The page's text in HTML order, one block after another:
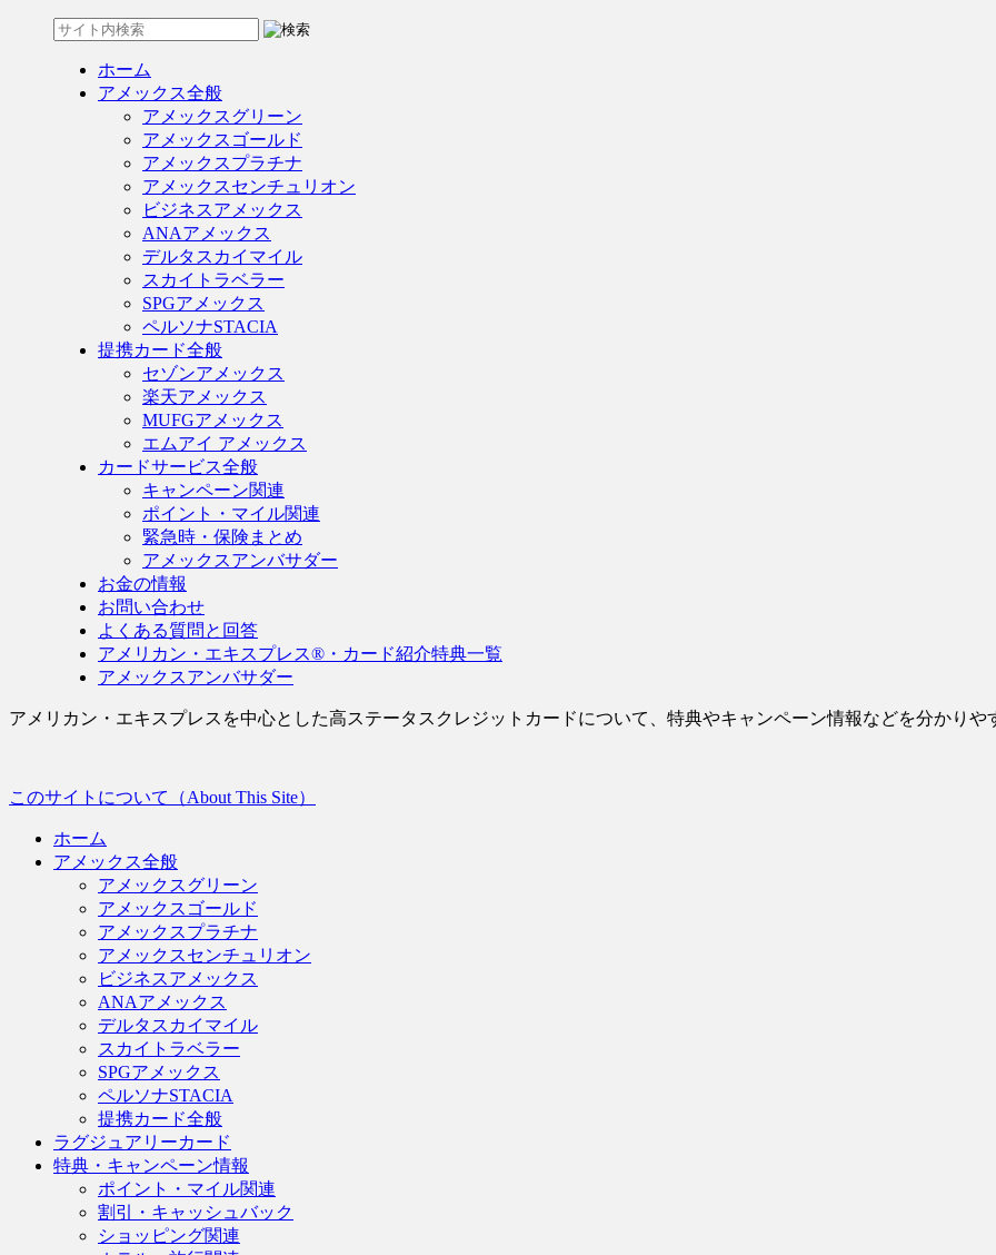
ホーム
アメックス全般
アメックスグリーン
アメックスゴールド
アメックスプラチナ
アメックスセンチュリオン
ビジネスアメックス
ANAアメックス
デルタスカイマイル
スカイトラベラー
SPGアメックス
ペルソナSTACIA
提携カード全般
セゾンアメックス
楽天アメックス
MUFGアメックス
エムアイ アメックス
カードサービス全般
キャンペーン関連
ポイント・マイル関連
緊急時・保険まとめ
アメックスアンバサダー
お金の情報
お問い合わせ
よくある質問と回答
アメリカン・エキスプレス®・カード紹介特典一覧
アメックスアンバサダー
アメリカン・エキスプレスを中心とした高ステータスクレジットカードについて、特典やキャンペーン情報などを分かりや
このサイトについて（About This Site）
ホーム
アメックス全般
アメックスグリーン
アメックスゴールド
アメックスプラチナ
アメックスセンチュリオン
ビジネスアメックス
ANAアメックス
デルタスカイマイル
スカイトラベラー
SPGアメックス
ペルソナSTACIA
提携カード全般
ラグジュアリーカード
特典・キャンペーン情報
ポイント・マイル関連
割引・キャッシュバック
ショッピング関連